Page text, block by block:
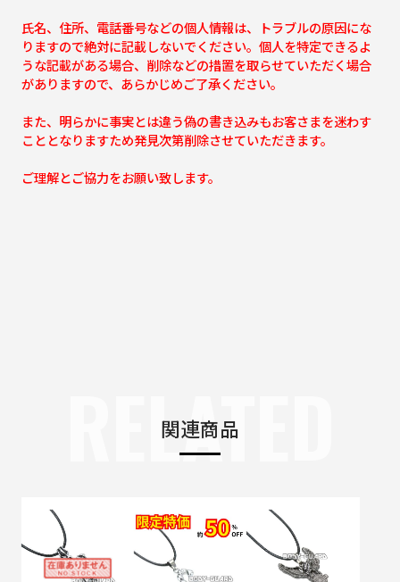
氏名、住所、電話番号などの個人情報は、トラブルの原因にな
りますので絶対に記載しないでください。個人を特定できるよ
うな記載がある場合、削除などの措置を取らせていただく場合
がありますので、あらかじめご了承ください。
また、明らかに事実とは違う偽の書き込みもお客さまを迷わす
こととなりますため発見次第削除させていただきます。
ご理解とご協力をお願い致します。
関連商品
RELATED